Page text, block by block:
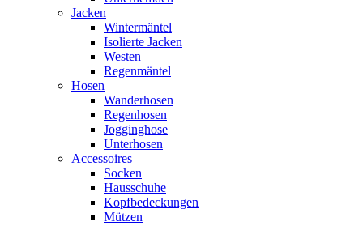
Jacken
Wintermäntel
Isolierte Jacken
Westen
Regenmäntel
Hosen
Wanderhosen
Regenhosen
Jogginghose
Unterhosen
Accessoires
Socken
Hausschuhe
Kopfbedeckungen
Mützen